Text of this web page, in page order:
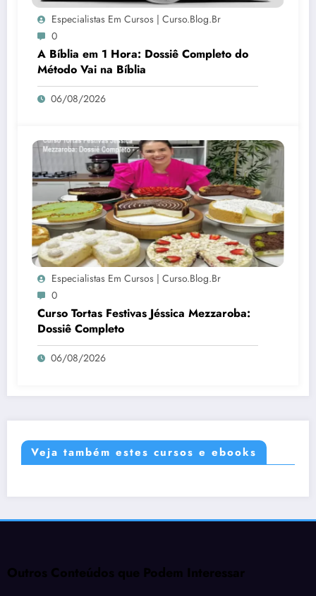
Especialistas Em Cursos | Curso.blog.br
0
A Bíblia em 1 Hora: Dossiê Completo do
Método Vai na Bíblia
06/08/2026
Especialistas Em Cursos | Curso.blog.br
0
Curso Tortas Festivas Jéssica Mezzaroba:
Dossiê Completo
06/08/2026
Veja também estes cursos e ebooks
Outros Conteúdos que Podem Interessar